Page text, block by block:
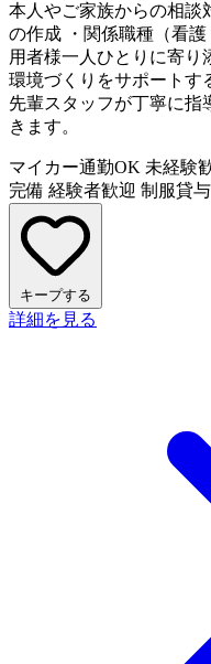
本人やご家族からの相談
の作成 ・関係職種（看
用者様一人ひとりに寄り
環境づくりをサポートす
先輩スタッフが丁寧に指
きます。
マイカー通勤OK 未経験
完備 経験者歓迎 制服貸与
キープする
詳細を見る